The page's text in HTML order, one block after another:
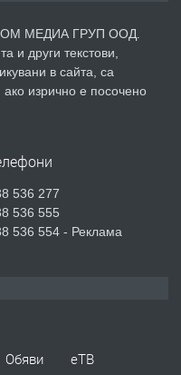
преди 4 дни
в гр. Хасково кв.
НА МЕБЕЛИ.
наем в кв.
МЕДИА ГРУП ООД.
и други текстови,
в сайта, са
ако изрично е посочено
536 277
536 555
536 554 - Реклама
Обяви
еТВ